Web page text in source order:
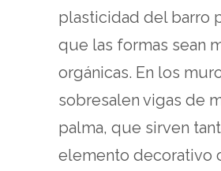
plasticidad del barro
que las formas sean
orgánicas. En los
sobresalen vigas de
palma, que sirven
elemento decorativo